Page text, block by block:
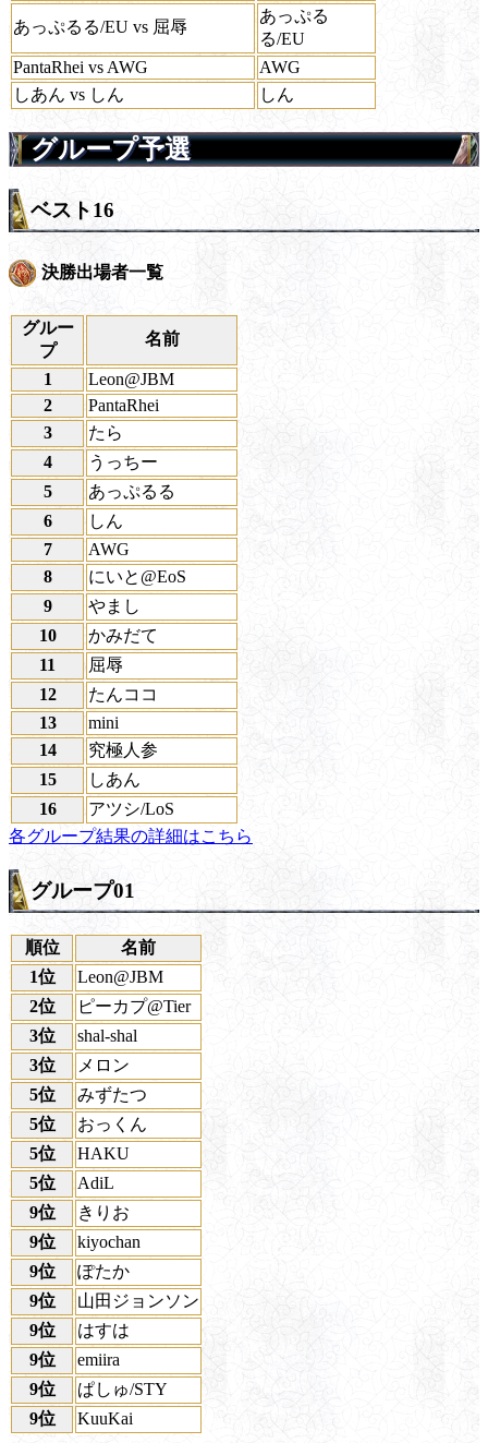
あっぷるる/EU vs 屈辱
あっぷる
る/EU
PantaRhei vs AWG
AWG
しあん vs しん
しん
グループ予選
ベスト16
決勝出場者一覧
グルー
プ
名前
1
Leon@JBM
2
PantaRhei
3
たら
4
うっちー
5
あっぷるる
6
しん
7
AWG
8
にいと@EoS
9
やまし
10
かみだて
11
屈辱
12
たんココ
13
mini
14
究極人参
15
しあん
16
アツシ/LoS
各グループ結果の詳細はこちら
グループ01
順位
名前
1位
Leon@JBM
2位
ピーカプ@Tier
3位
shal-shal
3位
メロン
5位
みずたつ
5位
おっくん
5位
HAKU
5位
AdiL
9位
きりお
9位
kiyochan
9位
ぽたか
9位
山田ジョンソン
9位
はすは
9位
emiira
9位
ぱしゅ/STY
9位
KuuKai